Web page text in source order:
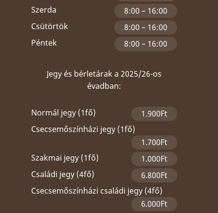
Szerda
8:00 – 16:00
Csütörtök
8:00 – 16:00
Péntek
8:00 – 16:00
Jegy és bérletárak a 2025/26-os
évadban:
Normál jegy (1fő)
1.900Ft
Csecsemőszínházi jegy (1fő)
1.700Ft
Szakmai jegy (1fő)
1.000Ft
Családi jegy (4fő)
6.800Ft
Csecsemőszínházi családi jegy (4fő)
6.000Ft